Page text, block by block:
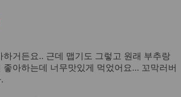
거든요.. 근데 맵기도 그렇고 원래 부추랑
아하는데 너무맛있게 먹었어요... 꼬막러버